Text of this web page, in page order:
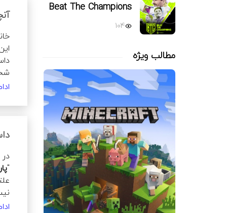
Beat The Champions
104
مطالب ویژه
آن‌چه برای دیگران "می‌پسندند" برای خود "نمی‌پسندند"؟!
"